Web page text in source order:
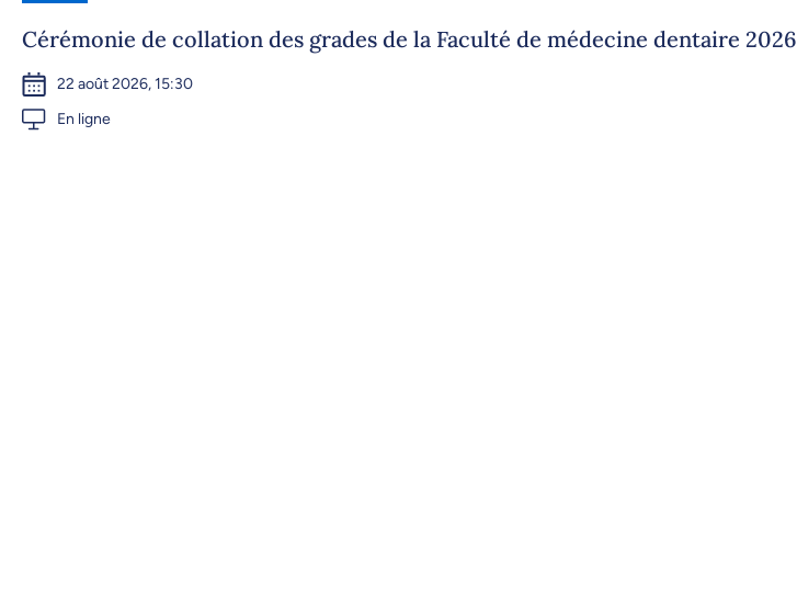
Cérémonie de collation des grades de la Faculté de médecine dentaire 2026
22 août 2026, 15:30
En ligne